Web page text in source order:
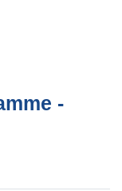
regionu)
rok akademicki
-